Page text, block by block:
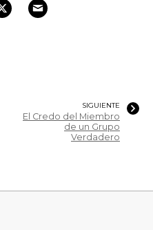
SIGUIENTE
El Credo del Miembro
de un Grupo
Verdadero